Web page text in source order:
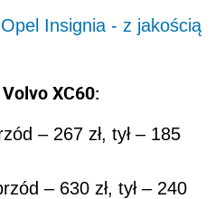
Insignia - z jakością
XC60:
– 267 zł, tył – 185
– 630 zł, tył – 240